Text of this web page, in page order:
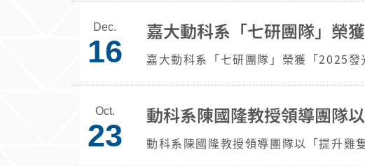
Dec.
16
嘉大動科系「七研團隊」榮
嘉大動科系「七研團隊」榮獲「2025
Oct.
23 動科系陳國隆教授領導團隊以「提升雞